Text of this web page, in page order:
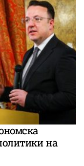
на
тоа.“ – нагласи
и министер
на